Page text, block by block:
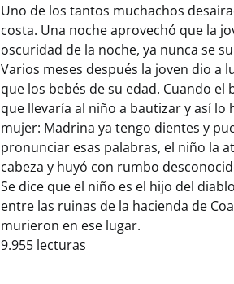
Uno de los tantos muchachos
costa. Una noche aprovechó que la
oscuridad de la noche, ya nunca se
Varios meses después la joven dio a
que los bebés de su edad. Cuando el
que llevaría al niño a bautizar y así
mujer: Madrina ya tengo dientes y
pronunciar esas palabras, el niño la
cabeza y huyó con rumbo
Se dice que el niño es el hijo del
entre las ruinas de la hacienda de
murieron en ese lugar.
9.955 lecturas